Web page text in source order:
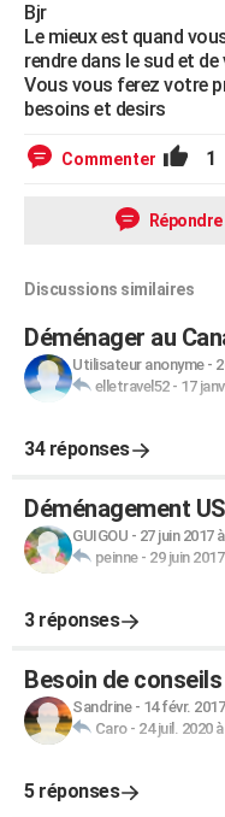
Bjr
Le mieux est quand
rendre dans le sud et
Vous vous ferez votre
besoins et desirs
Commenter 1
Répondre
Discussions similaires
Déménager au
Utilisateur anonyme-
elletravel52- 17
34 réponses
Déménagement
GUIGOU - 27 juin 2017
peinne- 29 juin
3 réponses
Besoin de
Sandrine- 14 févr.
Caro- 24 juil. 2020
5 réponses